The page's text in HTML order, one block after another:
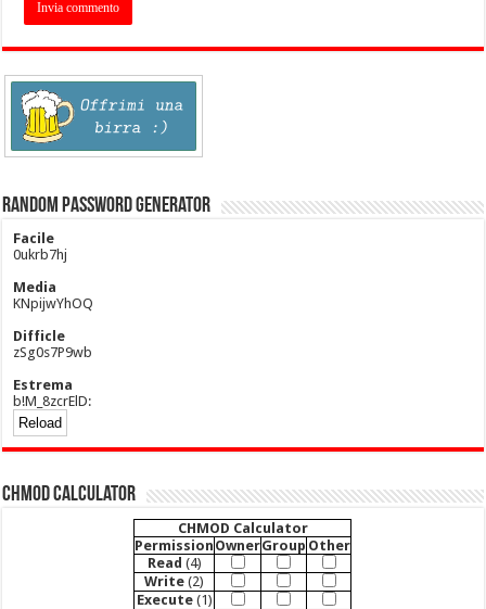
Random Password Generator
Facile
0ukrb7hj
Media
KNpijwYhOQ
Difficle
zSg0s7P9wb
Estrema
b!M_8zcrElD:
CHMOD Calculator
CHMOD Calculator
Permission OwnerGroup Other
Read (4)
Write (2)
Execute(1)